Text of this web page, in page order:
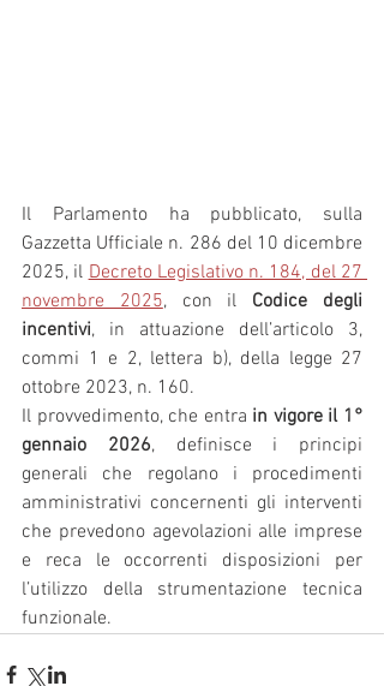
Il Parlamento ha pubblicato, sulla
Gazzetta Ufficiale n. 286 del 10 dicembre
2025, il Decreto Legislativo n. 184, del 27
novembre 2025, con il Codice degli
incentivi, in attuazione dell’articolo 3,
commi 1 e 2, lettera b), della legge 27
ottobre 2023, n. 160.
Il provvedimento, che entra in vigore il 1°
gennaio 2026, definisce i principi
generali che regolano i procedimenti
amministrativi concernenti gli interventi
che prevedono agevolazioni alle imprese
e reca le occorrenti disposizioni per
l’utilizzo della strumentazione tecnica
funzionale.